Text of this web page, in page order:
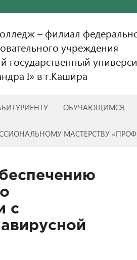
– филиал
учреждения
государственный
I» в г.Кашира
ОБУЧАЮЩИМСЯ
МАСТЕРСТВУ
с